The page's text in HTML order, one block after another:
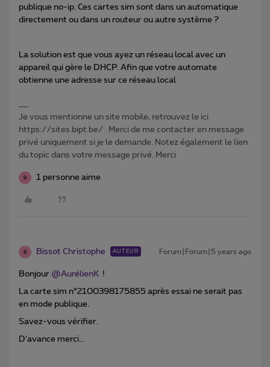
publique no-ip. Ces cartes sim sont dans un automatique
directement ou dans un routeur ou autre système ?
La solution est que vous ayez un réseau local avec un
appareil qui gère le DHCP. Afin que votre automate
obtienne une adresse sur ce réseau local
Je vous mentionne un site mobile, retrouvez le ici
https://sites.bipt.be/ . Merci de me contacter en message
privé uniquement si je le demande. Notez également le lien
du topic dans votre message privé. Merci
B 1 personne aime
B Bissot Christophe AUTEUR Forum|Forum|5 years ago
Bonjour @AurélienK !
La carte sim n°2100398175855 après essai ne serait pas
en mode publique.
Savez-vous vérifier.
D’avance merci...